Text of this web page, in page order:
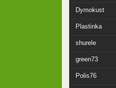
Dymokust
Plastinka
shurele
green73
Polis76